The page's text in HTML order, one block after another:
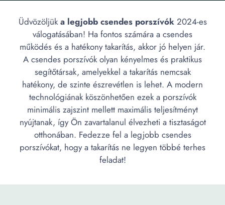
Üdvözöljüka legjobb csendes porszívók2024-es
válogatásában! Ha fontos számára a csendes
működés és a hatékony takarítás, akkor jó helyen jár.
A csendes porszívók olyan kényelmes és praktikus
segítőtársak, amelyekkel a takarítás nemcsak
hatékony, de szinte észrevétlen is lehet. A modern
technológiának köszönhetően ezek a porszívók
minimális zajszint mellett maximális teljesítményt
nyújtanak, így Ön zavartalanul élvezheti a tisztaságot
otthonában. Fedezze fel a legjobb csendes
porszívókat, hogy a takarítás ne legyen többé terhes
feladat!